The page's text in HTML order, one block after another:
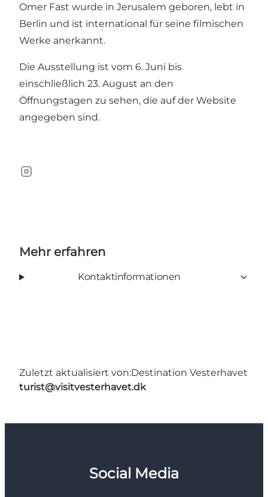
Omer Fast wurde in Jerusalem geboren, lebt in
Berlin und ist international für seine filmischen
Werke anerkannt.
Die Ausstellung ist vom 6. Juni bis
einschließlich 23. August an den
Öffnungstagen zu sehen, die auf der Website
angegeben sind.
Instagram
Mehr erfahren
Kontaktinformationen
Zuletzt aktualisiert von:Destination Vesterhavet
turist@visitvesterhavet.dk
Social Media